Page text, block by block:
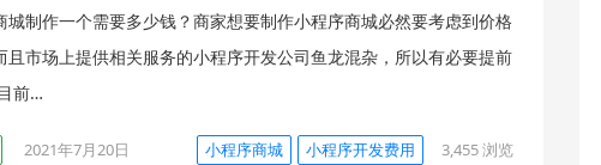
城制作一个需要多少钱？商家想要制作小程序商城必然要考虑到价格
且市场上提供相关服务的小程序开发公司鱼龙混杂，所以有必要提前
前…
2021年7月20日 小程序商城 小程序开发费用 3,455浏览